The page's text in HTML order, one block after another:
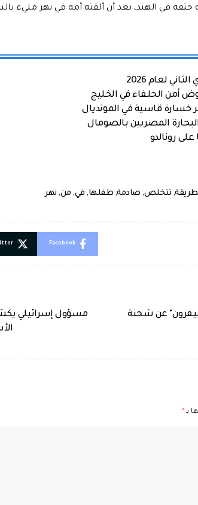
في الهند، بعد أن ألقته أمه في نهر مليء
لعام 2026
أمن الحلفاء في الخليج
قاسية في المونديال
المصريين بالصومال
رونالدو
, تتخلص, صادمة, طفلها, في, من, نهر
Facebook
عن شحنة
مسؤول إسرائيلي
بـ*